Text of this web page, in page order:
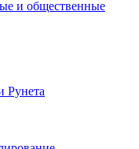
и общественные
Рунета